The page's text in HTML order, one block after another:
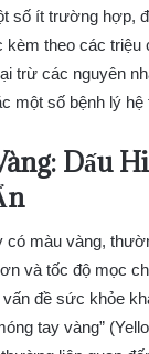
số ít trường hợp,
kèm theo các
trừ các nguyên
một số bệnh lý hệ
Dấu
có màu vàng,
và tốc độ mọc
vấn đề sức khỏe
tay vàng”